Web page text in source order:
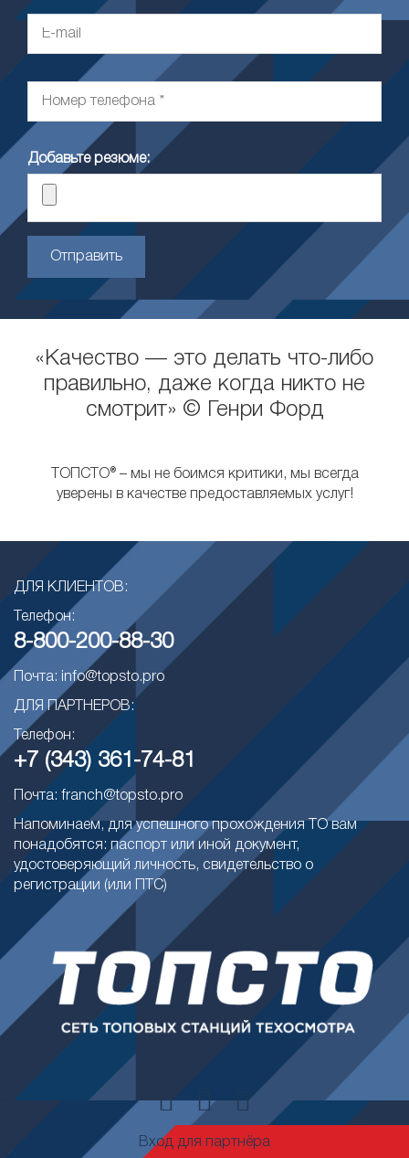
Добавьте резюме:
Отправить
«Качество — это делать что-либо
правильно, даже когда никто не
смотрит» © Генри Форд
ТОПСТО® – мы не боимся критики, мы всегда
уверены в качестве предоставляемых услуг!
ДЛЯ КЛИЕНТОВ:
Телефон:
8-800-200-88-30
Почта: info@topsto.pro
ДЛЯ ПАРТНЕРОВ:
Телефон:
+7 (343) 361-74-81
Почта: franch@topsto.pro
Напоминаем, для успешного прохождения ТО вам
понадобятся: паспорт или иной документ,
удостоверяющий личность, свидетельство о
регистрации (или ПТС)
Вход для партнёра